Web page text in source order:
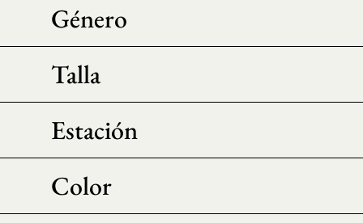
Género
Talla
Estación
Color